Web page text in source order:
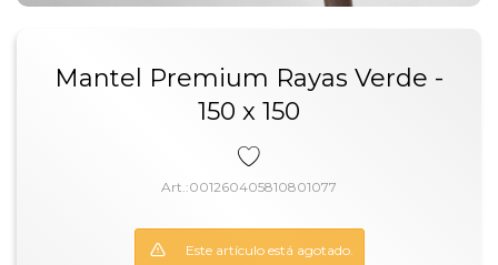
Mantel Premium Rayas Verde -
150 x 150
001260405810801077
Este artículo está agotado.